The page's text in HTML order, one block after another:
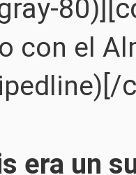
con el
[/
era un